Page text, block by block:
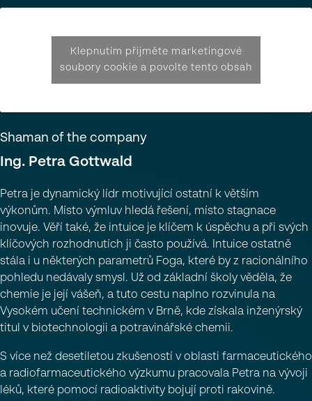
Klepnutím přijměte marketingové
soubory cookie a povolte tento obsah
Shaman of the company
ng. Petra Gottwa d
Petra je dynamický lídr motivující ostatní k větším
výkonům. Místo výmluv hledá řešení, místo stagnace
inovuje. Věří také, že intuice je klíčem k úspěchu a při svých
klíčových rozhodnutích ji často používá. Intuice ostatně
stála i u některých parametrů Foga, které by z racionálního
pohledu nedávaly smysl. Už od základní školy věděla, že
chemie je její vášeň, a tuto cestu naplno rozvinula na
Vysokém učení technickém v Brně, kde získala inženýrský
titul v biotechnologii a potravinářské chemii.
S více než desetiletou zkušeností v oblasti farmaceutického
a radiofarmaceutického výzkumu pracovala Petra na vývoji
léků, které pomocí radioaktivity bojují proti rakovině.